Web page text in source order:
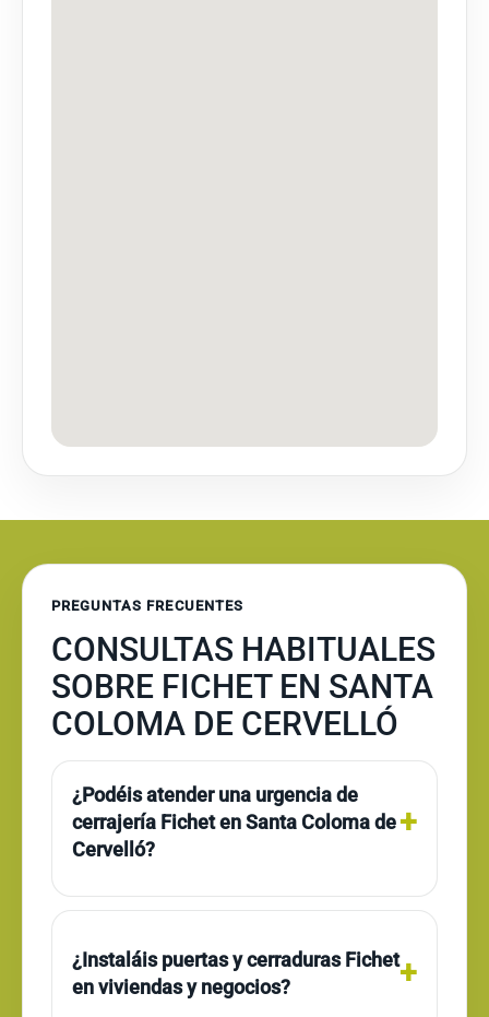
PREGUNTAS FRECUENTES
CONSULTAS HABITUALES
SOBRE FICHET EN SANTA
COLOMA DE CERVELLÓ
¿Podéis atender una urgencia de
cerrajería Fichet en Santa Coloma de
Cervelló?
¿Instaláis puertas y cerraduras Fichet
en viviendas y negocios?